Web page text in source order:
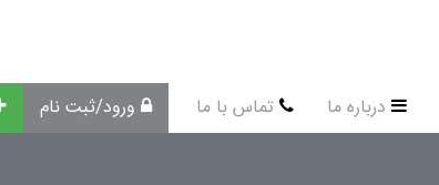
درباره ما تماس با ما ورود/ثبت نام